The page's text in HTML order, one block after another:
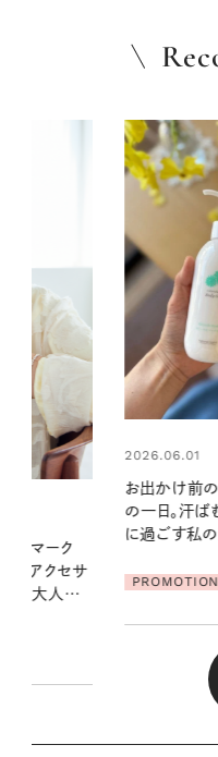
2026.06.01
真夏に向け
やりジェルと
地よくうるお
PROMOTION